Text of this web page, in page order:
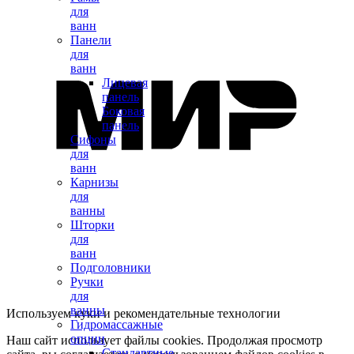
для
ванн
Панели
для
ванн
Лицевая
панель
Боковая
панель
Сифоны
для
ванн
Карнизы
для
ванны
Шторки
для
ванн
Подголовники
Ручки
для
ванны
Гидромассажные
опции
Используем куки и рекомендательные технологии
Наш сайт использует файлы cookies. Продолжая просмотр